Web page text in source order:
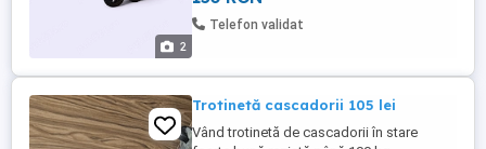
2
Telefon validat
Trotinetă cascadorii 105 lei
Vând trotinetă de cascadorii în stare